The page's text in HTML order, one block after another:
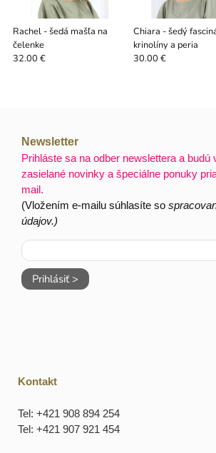
Rachel - šedá mašľa na
čelenke
32.00 €
Chiara - šedý
krinolíny a peria
30.00 €
Newsletter
Prihláste sa na odber newslettera a budú
zasielané novinky a špeciálne ponuky
mail.
(Vložením e-mailu súhlasíte so
údajov.)
Prihlásiť >
Kontakt
Tel: +421 908 894 254
Tel: +421 907 921 454